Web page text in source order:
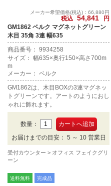
メーカー希望価格(税込)：66,880円
税込 54,841
円
GM1862 ベルク マグネットグリーン
木目 35角 3連 幅635
商品番号： 9934258
サイズ： 幅635×奥行150×高さ700m
m
メーカー： ベルク
GM1862は、木目BOXの3連マグネッ
トグリーンです。アートのようにおし
ゃれに飾れます。
数量：
お届けまでの目安： 5 ～ 10 営業日
受付カウンター
オフィス フェイクグリ
ーン
送料無料 完成品